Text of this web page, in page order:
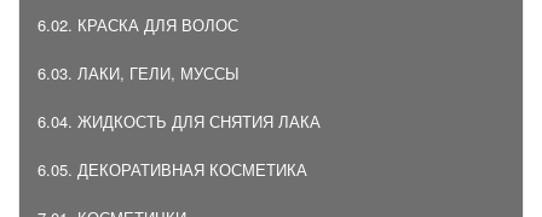
6.02. КРАСКА ДЛЯ ВОЛОС
6.03. ЛАКИ, ГЕЛИ, МУССЫ
6.04. ЖИДКОСТЬ ДЛЯ СНЯТИЯ ЛАКА
6.05. ДЕКОРАТИВНАЯ КОСМЕТИКА